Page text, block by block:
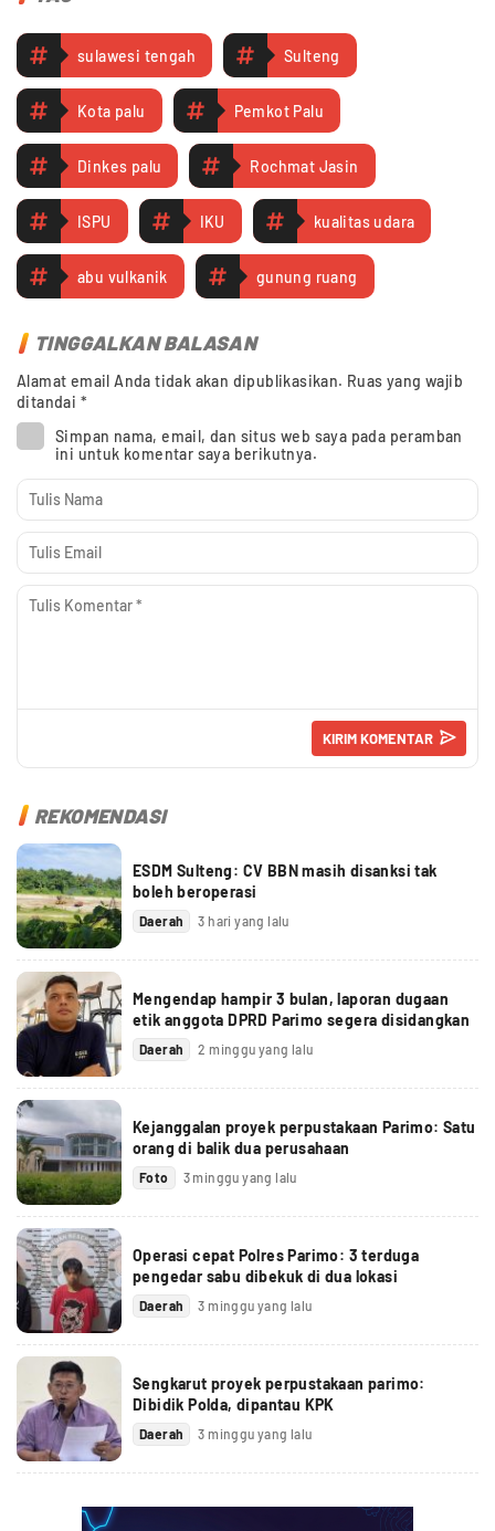
sulawesi tengah Sulteng
Kota palu Pemkot Palu
Dinkes palu Rochmat Jasin
ISPU IKU kualitas udara
abu vulkanik gunung ruang
TINGGALKAN BALASAN
Alamat email Anda tidak akan dipublikasikan. Ruas yang wajib
ditandai *
Simpan nama, email, dan situs web saya pada peramban
ini untuk komentar saya berikutnya.
REKOMENDASI
ESDM Sulteng: CV BBN masih disanksi tak
boleh beroperasi
Daerah 3 hari yang lalu
Mengendap hampir 3 bulan, laporan dugaan
etik anggota DPRD Parimo segera disidangkan
Daerah 2 minggu yang lalu
Kejanggalan proyek perpustakaan Parimo: Satu
orang di balik dua perusahaan
Foto 3 minggu yang lalu
Operasi cepat Polres Parimo: 3 terduga
pengedar sabu dibekuk di dua lokasi
Daerah 3 minggu yang lalu
Sengkarut proyek perpustakaan parimo:
Dibidik Polda, dipantau KPK
Daerah 3 minggu yang lalu